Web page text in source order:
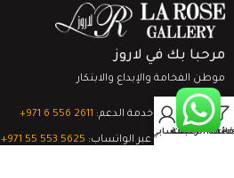
مرحبا بك في لاروز
موطن الفخامة والإبداع والابتكار
تواصل مع خدمة الدعم: ‎+971 6 556 2611
الدعم الفني عبر الواتساب: ‎+971 55 553 5625
قائمة الرغبات
0
السلةحسابي